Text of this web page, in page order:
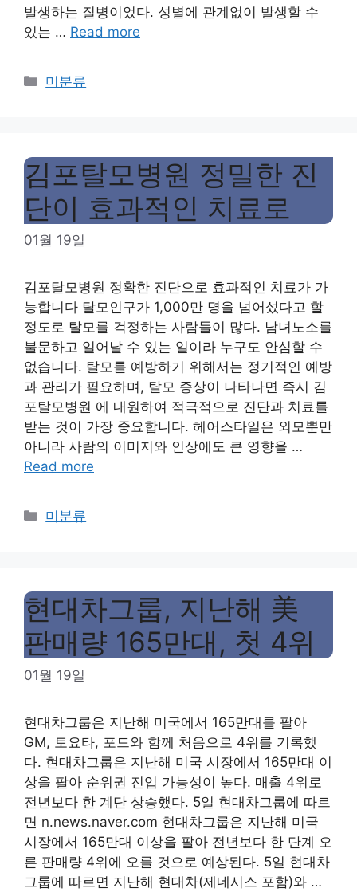
발생하는 질병이었다. 성별에 관계없이 발생할 수
있는 … Read more
Categories
미분류
김포탈모병원 정밀한 진
단이 효과적인 치료로
01월 19일
김포탈모병원 정확한 진단으로 효과적인 치료가 가
능합니다 탈모인구가 1,000만 명을 넘어섰다고 할
정도로 탈모를 걱정하는 사람들이 많다. 남녀노소를
불문하고 일어날 수 있는 일이라 누구도 안심할 수
없습니다. 탈모를 예방하기 위해서는 정기적인 예방
과 관리가 필요하며, 탈모 증상이 나타나면 즉시 김
포탈모병원 에 내원하여 적극적으로 진단과 치료를
받는 것이 가장 중요합니다. 헤어스타일은 외모뿐만
아니라 사람의 이미지와 인상에도 큰 영향을 …
Read more
Categories
미분류
현대차그룹, 지난해 美
판매량 165만대, 첫 4위
01월 19일
현대차그룹은 지난해 미국에서 165만대를 팔아
GM, 토요타, 포드와 함께 처음으로 4위를 기록했
다. 현대차그룹은 지난해 미국 시장에서 165만대 이
상을 팔아 순위권 진입 가능성이 높다. 매출 4위로
전년보다 한 계단 상승했다. 5일 현대차그룹에 따르
면 n.news.naver.com 현대차그룹은 지난해 미국
시장에서 165만대 이상을 팔아 전년보다 한 단계 오
른 판매량 4위에 오를 것으로 예상된다. 5일 현대차
그룹에 따르면 지난해 현대차(제네시스 포함)와 …